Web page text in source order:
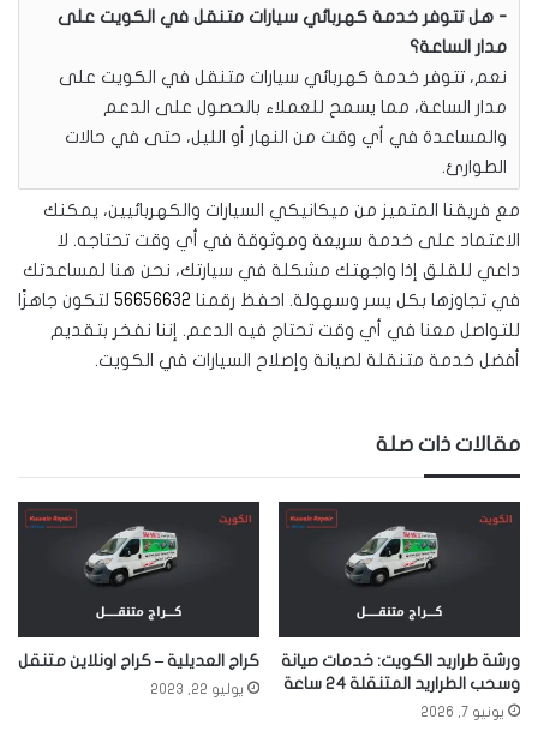
هل تتوفر خدمة كهربائي سيارات متنقل في الكويت على
مدار الساعة؟
نعم، تتوفر خدمة كهربائي سيارات متنقل في الكويت على
مدار الساعة، مما يسمح للعملاء بالحصول على الدعم
والمساعدة في أي وقت من النهار أو الليل، حتى في حالات
الطوارئ.
مع فريقنا المتميز من ميكانيكي السيارات والكهربائيين، يمكنك
الاعتماد على خدمة سريعة وموثوقة في أي وقت تحتاجه. لا
داعي للقلق إذا واجهتك مشكلة في سيارتك، نحن هنا لمساعدتك
في تجاوزها بكل يسر وسهولة. احفظ رقمنا 56656632 لتكون جاهزًا
للتواصل معنا في أي وقت تحتاج فيه الدعم. إننا نفخر بتقديم
أفضل خدمة متنقلة لصيانة وإصلاح السيارات في الكويت.
مقالات ذات صلة
ورشة طراريد الكويت: خدمات صيانة
وسحب الطراريد المتنقلة 24 ساعة
يونيو 7, 2026
كراج العديلية – كراج اونلاين متنقل
يوليو 22, 2023